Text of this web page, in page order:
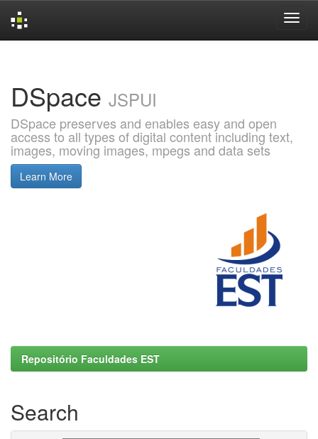
DSpace JSPUI
DSpace preserves and enables easy and open
access to all types of digital content including text,
images, moving images, mpegs and data sets
Learn More
Repositório Faculdades EST
Search